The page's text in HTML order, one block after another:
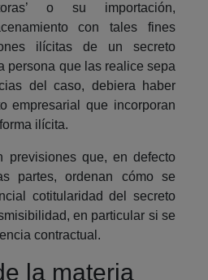
o su importación,
con tales fines
ilícitas de un secreto
persona que las realice sepa
del caso, debiera haber
empresarial que incorporan
ilícita.
previsiones que, en defecto
partes, ordenan cómo se
cotitularidad del secreto
en particular si se
contractual.
la materia